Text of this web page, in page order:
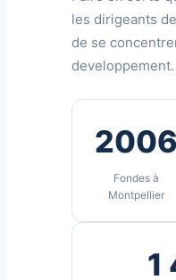
les dirigeants
de se
developpement.
2006
Fondes à
Montpellier
1